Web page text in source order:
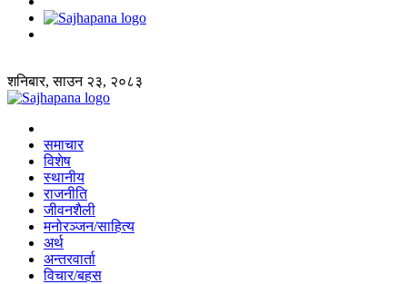
शनिबार, साउन २३, २०८३
समाचार
विशेष
स्थानीय
राजनीति
जीवनशैली
मनोरञ्जन/साहित्य
अर्थ
अन्तरवार्ता
विचार/बहस